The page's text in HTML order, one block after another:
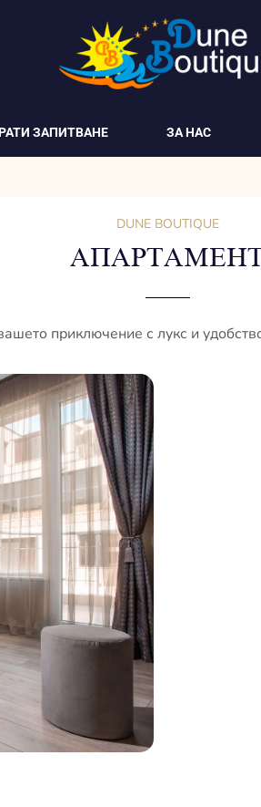
ЗАПИТВАНЕ ЗА НАС
DUNE BOUTIQUE
приключение с лукс и